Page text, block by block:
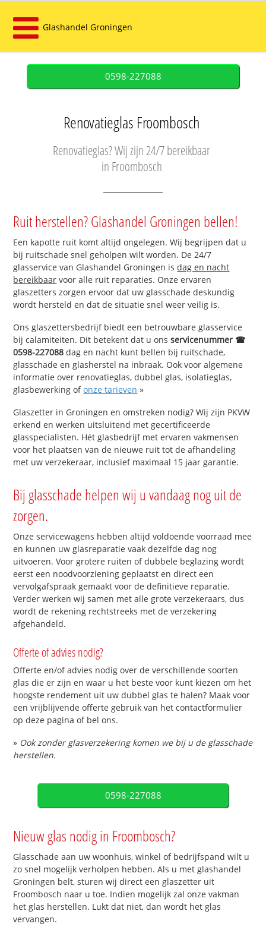
Glashandel Groningen
0598-227088
Renovatieglas Froombosch
Renovatieglas? Wij zijn 24/7 bereikbaar
in Froombosch
Ruit herstellen? Glashandel Groningen bellen!
Een kapotte ruit komt altijd ongelegen. Wij begrijpen dat u
bij ruitschade snel geholpen wilt worden. De 24/7
glasservice van Glashandel Groningen isdag en nacht
bereikbaar voor alle ruit reparaties. Onze ervaren
glaszetters zorgen ervoor dat uw glasschade deskundig
wordt hersteld en dat de situatie snel weer veilig is.
Ons glaszettersbedrijf biedt een betrouwbare glasservice
bij calamiteiten. Dit betekent dat u onsservicenummer ☎
0598-227088 dag en nacht kunt bellen bij ruitschade,
glasschade en glasherstel na inbraak. Ook voor algemene
informatie over renovatieglas, dubbel glas, isolatieglas,
glasbewerking ofonze tarieven »
Glaszetter in Groningen en omstreken nodig? Wij zijn PKVW
erkend en werken uitsluitend met gecertificeerde
glasspecialisten. Hét glasbedrijf met ervaren vakmensen
voor het plaatsen van de nieuwe ruit tot de afhandeling
met uw verzekeraar, inclusief maximaal 15 jaar garantie.
Bij glasschade helpen wij u vandaag nog uit de
zorgen.
Onze servicewagens hebben altijd voldoende voorraad mee
en kunnen uw glasreparatie vaak dezelfde dag nog
uitvoeren. Voor grotere ruiten of dubbele beglazing wordt
eerst een noodvoorziening geplaatst en direct een
vervolgafspraak gemaakt voor de definitieve reparatie.
Verder werken wij samen met alle grote verzekeraars, dus
wordt de rekening rechtstreeks met de verzekering
afgehandeld.
Offerte of advies nodig?
Offerte en/of advies nodig over de verschillende soorten
glas die er zijn en waar u het beste voor kunt kiezen om het
hoogste rendement uit uw dubbel glas te halen? Maak voor
een vrijblijvende offerte gebruik van het contactformulier
op deze pagina of bel ons.
» Ook zonder glasverzekering komen we bij u de glasschade
herstellen.
0598-227088
Nieuw glas nodig in Froombosch?
Glasschade aan uw woonhuis, winkel of bedrijfspand wilt u
zo snel mogelijk verholpen hebben. Als u met glashandel
Groningen belt, sturen wij direct een glaszetter uit
Froombosch naar u toe. Indien mogelijk zal onze vakman
het glas herstellen. Lukt dat niet, dan wordt het glas
vervangen.